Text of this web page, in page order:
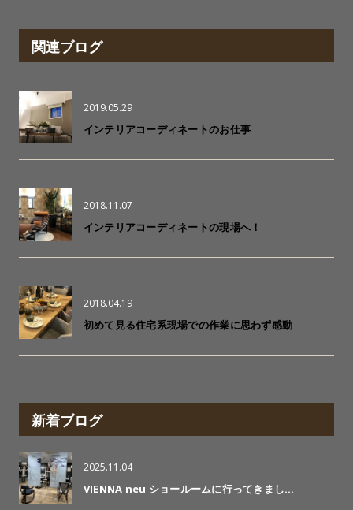
関連ブログ
2019.05.29
インテリアコーディネートのお仕事
2018.11.07
インテリアコーディネートの現場へ！
2018.04.19
初めて見る住宅系現場での作業に思わず感動
新着ブログ
2025.11.04
VIENNA neu ショールームに行ってきまし…